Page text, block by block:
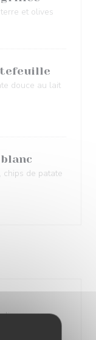
et olives
douce au lait
chips de patate